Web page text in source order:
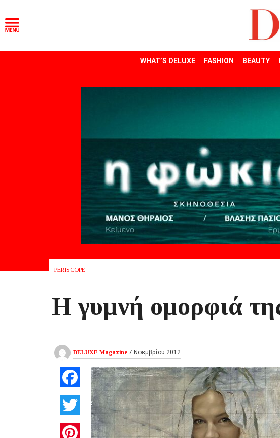
WHAT’S DELUXE FASHION BEAUTY
PERISCOPE
Η γυμνή ομορφιά
DELUXE Magazine 7 Νοεμβρίου 2012
Facebook
Twitter
Pinterest